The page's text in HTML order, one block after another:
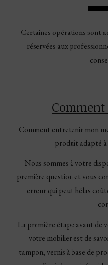
Certaines opérations sont
réservées aux
Comment entretenir mon
produit adapté à
Nous sommes à votre
première question et vous
erreur qui peut hélas
La première étape avant de
votre mobilier est de
tampon, vernis à base de